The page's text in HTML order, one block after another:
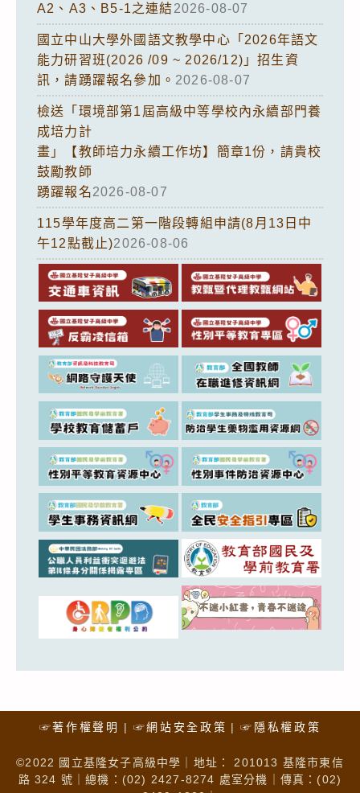
A2、A3、B5-1之連結2026-08-07
國立中山大學外國語文教學中心「2026年語文
能力研習班(2026 /09 ~ 2026/12)」招生資
訊，請踴躍報名參加。 2026-08-07
檢送「環境部第1屆高級中等學校內永續部門養
成培力計
畫」【教師培力永續工作坊】簡章1份，請貴校
鼓勵教師
踴躍報名2026-08-07
115學年度高二第一階段轉組申請(8月13日中
午12點截止)2026-08-06
☞著作權聲明 ☞網站安全政策 ☞隱私權政策
©2022 國立基隆女子高級中學｜地址： 201013 基隆市東信
路 324 號｜總機：(02) 2427-8274 處室分機｜傳真：(02)